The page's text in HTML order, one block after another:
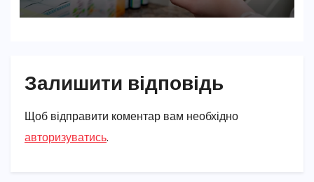
Залишити відповідь
Щоб відправити коментар вам необхідно
авторизуватись.